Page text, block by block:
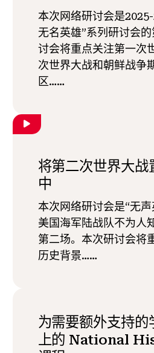
本次网络研讨会是
无名英雄”系列研讨会
讨会将重点关注第一次
次世界大战和朝鲜战争
区……
将第二次世界大战
中
本次网络研讨会是“无
美国海军陆战队不为人
第二场。本次研讨会将
历史背景……
为需要额外支持的
上的 National